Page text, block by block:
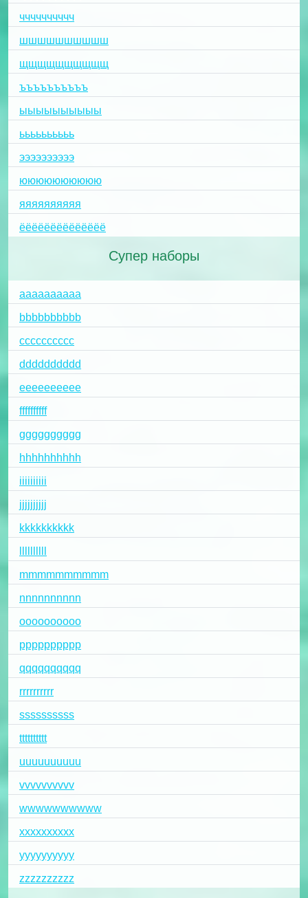
чччччччччч
шшшшшшшшшш
щщщщщщщщщщ
ъъъъъъъъъъ
ыыыыыыыыыы
ьььььььььь
ээээээээээ
юююююююююю
яяяяяяяяяя
ёёёёёёёёёёёёёё
Супер наборы
aaaaaaaaaa
bbbbbbbbbb
cccccccccc
dddddddddd
eeeeeeeeee
ffffffffff
gggggggggg
hhhhhhhhhh
iiiiiiiiii
jjjjjjjjjj
kkkkkkkkkk
mmmmmmmmmm
nnnnnnnnnn
oooooooooo
pppppppppp
qqqqqqqqqq
rrrrrrrrrr
ssssssssss
tttttttttt
uuuuuuuuuu
vvvvvvvvvv
wwwwwwwwww
xxxxxxxxxx
yyyyyyyyyy
zzzzzzzzzz